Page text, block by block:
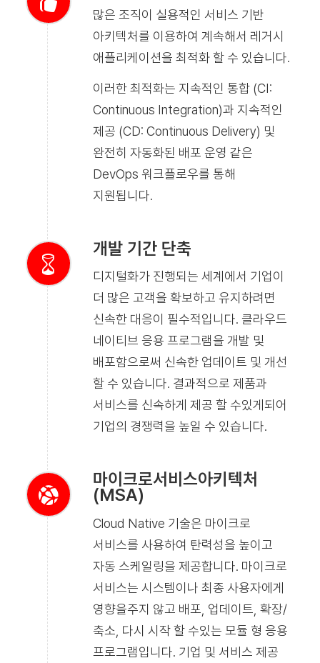
많은 조직이 실용적인 서비스 기반
아키텍처를 이용하여 계속해서 레거시
애플리케이션을 최적화 할 수 있습니다.
이러한 최적화는 지속적인 통합 (CI:
Continuous Integration)과 지속적인
제공 (CD: Continuous Delivery) 및
완전히 자동화된 배포 운영 같은
DevOps 워크플로우를 통해
지원됩니다.
개발 기간 단축
디지털화가 진행되는 세계에서 기업이
더 많은 고객을 확보하고 유지하려면
신속한 대응이 필수적입니다. 클라우드
네이티브 응용 프로그램을 개발 및
배포함으로써 신속한 업데이트 및 개선
할 수 있습니다. 결과적으로 제품과
서비스를 신속하게 제공 할 수있게되어
기업의 경쟁력을 높일 수 있습니다.
마이크로서비스아키텍처
(MSA)
Cloud Native 기술은 마이크로
서비스를 사용하여 탄력성을 높이고
자동 스케일링을 제공합니다. 마이크로
서비스는 시스템이나 최종 사용자에게
영향을주지 않고 배포, 업데이트, 확장/
축소, 다시 시작 할 수있는 모듈 형 응용
프로그램입니다. 기업 및 서비스 제공